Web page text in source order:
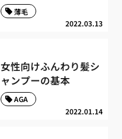
2022.03.13
薄毛
女性向けふんわり髪シ
ャンプーの基本
2022.01.14
AGA